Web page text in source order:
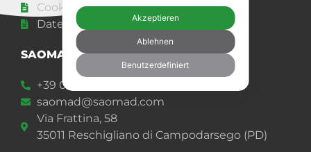
Cookie-Richtlinie
Datenschutz-Bestimmungen
SAOMAD 2 s.r.l.
+39 049 92 00 977
saomad@saomad.com
Via Frattina, 58
35011 Reschigliano di Campodarsego (PD)
Akzeptieren
Ablehnen
Benutzerdefiniert